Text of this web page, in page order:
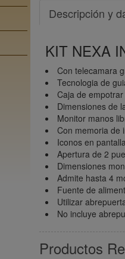
Descripción y
KIT NEXA
Con telecamara
Tecnologia de
Caja de empotrar
Dimensiones de
Monitor manos
Con memoria de
Iconos en
Apertura de 2
Dimensiones
Admite hasta 4
Fuente de
Utilizar
No incluye
Productos